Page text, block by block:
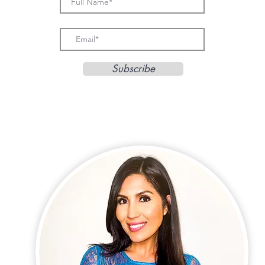
Subscribe